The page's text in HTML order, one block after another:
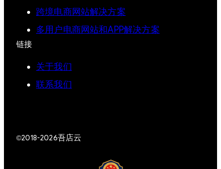
跨境电商网站解决方案
多用户电商网站和APP解决方案
链接
关于我们
联系我们
©2018-2026吾店云